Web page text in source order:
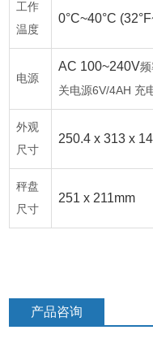
工作
温度
0°C~40°C
电源
AC 100~240V
关电源6V/4AH 充
外观
尺寸
250.4 x 313 x
秤盘
尺寸
251 x 211mm
产品咨询